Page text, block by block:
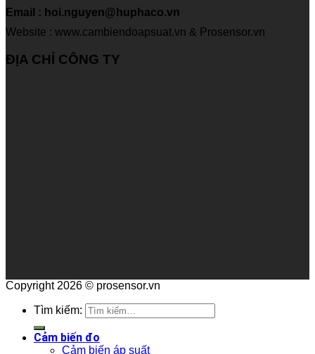
Email : hoi.nguyen@huphaco.vn
Website : www.cambiendoapsuat.vn & Prosensor.vn
ĐỊA CHỈ CÔNG TY
Copyright 2026 © prosensor.vn
Tìm kiếm:
Cảm biến đo
Cảm biến áp suất